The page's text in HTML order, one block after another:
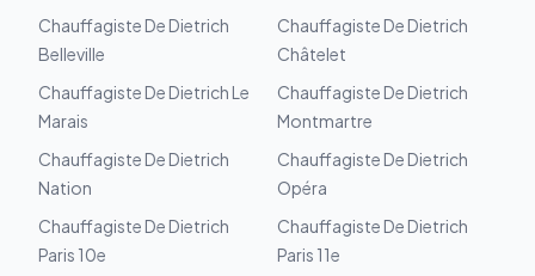
Chauffagiste De Dietrich
Belleville
Chauffagiste De Dietrich
Châtelet
Chauffagiste De Dietrich Le
Marais
Chauffagiste De Dietrich
Montmartre
Chauffagiste De Dietrich
Nation
Chauffagiste De Dietrich
Opéra
Chauffagiste De Dietrich
Paris 10e
Chauffagiste De Dietrich
Paris 11e